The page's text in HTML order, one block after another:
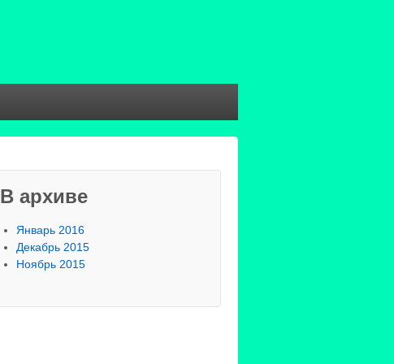
В архиве
Январь 2016
Декабрь 2015
Ноябрь 2015